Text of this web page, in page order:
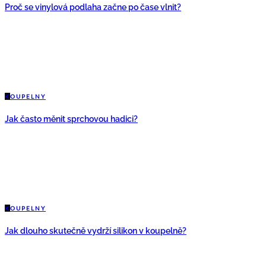
Proč se vinylová podlaha začne po čase vlnit?
KOUPELNY
Jak často měnit sprchovou hadici?
KOUPELNY
Jak dlouho skutečně vydrží silikon v koupelně?